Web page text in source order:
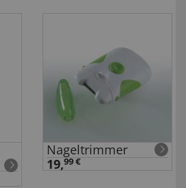
Nageltrimmer
19,99 €